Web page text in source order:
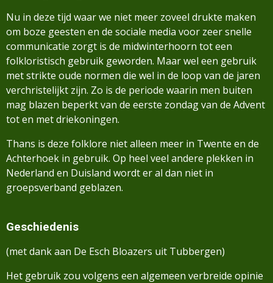
Nu in deze tijd waar we niet meer zoveel drukte maken
om boze geesten en de sociale media voor zeer snelle
communicatie zorgt is de midwinterhoorn tot een
folkloristisch gebruik geworden. Maar wel een gebruik
met strikte oude normen die wel in de loop van de jaren
verchristelijkt zijn. Zo is de periode waarin men buiten
mag blazen beperkt van de eerste zondag van de Advent
tot en met driekoningen.
Thans is deze folklore niet alleen meer in Twente en de
Achterhoek in gebruik. Op heel veel andere plekken in
Nederland en Duisland wordt er al dan niet in
groepsverband geblazen.
Geschiedenis
(met dank aan De Esch Bloazers uit Tubbergen)
Het gebruik zou volgens een algemeen verbreide opinie